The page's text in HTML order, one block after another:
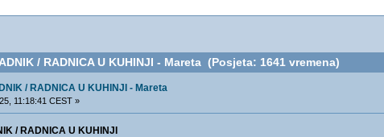
/ RADNICA U KUHINJI - Mareta (Posjeta: 1641 vremena)
/ RADNICA U KUHINJI - Mareta
11:18:41 CEST »
/ RADNICA U KUHINJI